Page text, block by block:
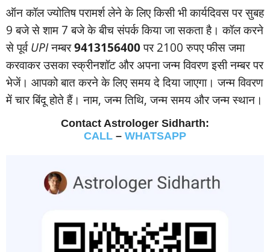
ऑन कॉल ज्‍योतिष परामर्श लेने के लिए किसी भी कार्यदिवस पर सुबह
9 बजे से शाम 7 बजे के बीच संपर्क किया जा सकता है। कॉल करने
से पूर्वUPIनम्‍बर9413156400पर 2100 रुपए फीस जमा
करवाकर उसका स्‍क्रीनशॉट और अपना जन्‍म विवरण इसी नम्‍बर पर
भेजें। आपको बात करने के लिए समय दे दिया जाएगा। जन्‍म विवरण
में चार बिंदू होते हैं। नाम, जन्‍म तिथि, जन्‍म समय और जन्‍म स्‍थान।
Contact Astrologer Sidharth:
CALL – WHATSAPP